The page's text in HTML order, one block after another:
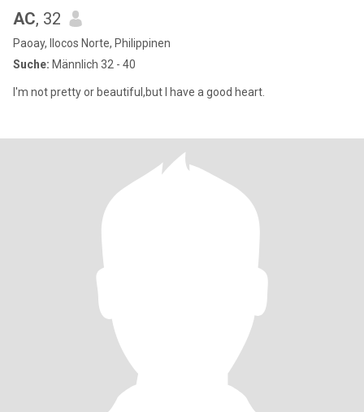
AC, 32
Paoay, Ilocos Norte, Philippinen
Suche: Männlich 32 - 40
I'm not pretty or beautiful,but I have a good heart.